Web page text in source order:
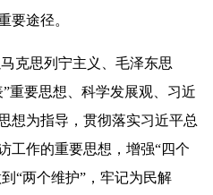
要途径。
思列宁主义、毛泽东思
重要思想、科学发展观、习近
想为指导，贯彻落实习近平总
工作的重要思想，增强“四个
“两个维护”，牢记为民解